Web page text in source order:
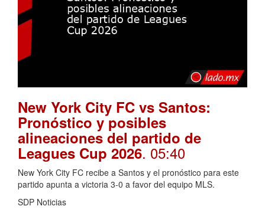
New York City FC vs Santos:
Pronóstico y posibles
alineaciones del partido de
Leagues Cup 2026. 05:40
New York City FC recibe a Santos y el pronóstico para este
partido apunta a victoria 3-0 a favor del equipo MLS.
SDP Noticias